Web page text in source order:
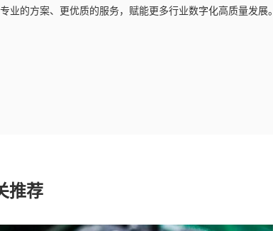
专业的方案、更优质的服务，赋能更多行业数字化高质量发展。
推荐